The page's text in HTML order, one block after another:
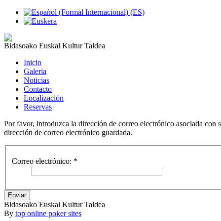
Bidasoako Euskal Kultur Taldea
Inicio
Galeria
Noticias
Contacto
Localización
Reservas
Por favor, introduzca la dirección de correo electrónico asociada
dirección de correo electrónico guardada.
Correo electrónico: *
Enviar
Bidasoako Euskal Kultur Taldea
By top online poker sites